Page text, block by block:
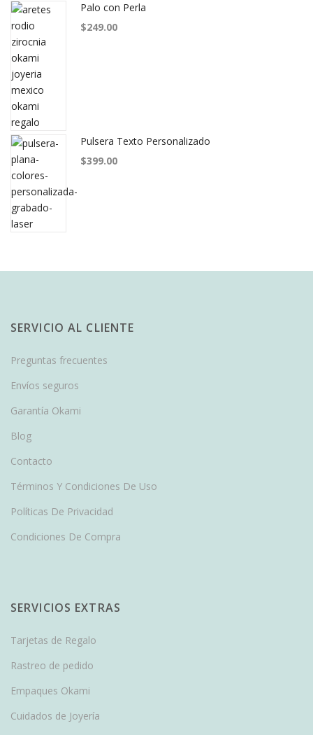
Palo con Perla
$249.00
Pulsera Texto Personalizado
$399.00
SERVICIO AL CLIENTE
Preguntas frecuentes
Envíos seguros
Garantía Okami
Blog
Contacto
Términos Y Condiciones De Uso
Políticas De Privacidad
Condiciones De Compra
SERVICIOS EXTRAS
Tarjetas de Regalo
Rastreo de pedido
Empaques Okami
Cuidados de Joyería